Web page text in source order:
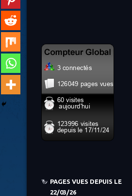
PAGES VUES DEPUIS LE
22/03/26